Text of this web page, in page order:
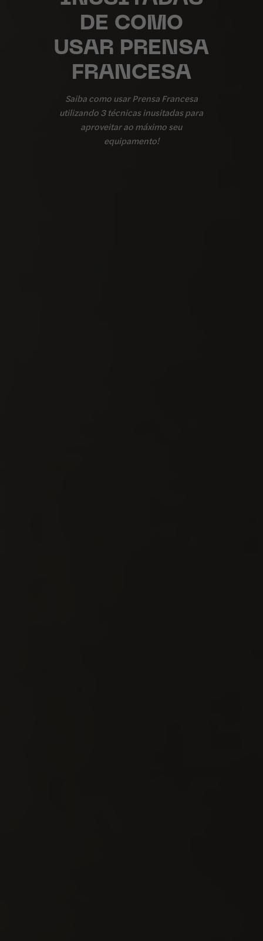
DE COMO
USAR PRENSA
FRANCESA
Saiba como usar Prensa Francesa
utilizando 3 técnicas inusitadas para
aproveitar ao máximo seu
equipamento!